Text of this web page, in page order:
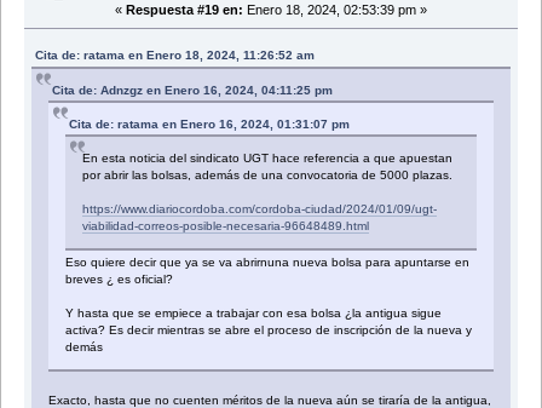
« Respuesta #19 en: Enero 18, 2024, 02:53:39 pm »
Cita de: ratama en Enero 18, 2024, 11:26:52 am
Cita de: Adnzgz en Enero 16, 2024, 04:11:25 pm
Cita de: ratama en Enero 16, 2024, 01:31:07 pm
En esta noticia del sindicato UGT hace referencia a que apuestan
por abrir las bolsas, además de una convocatoria de 5000 plazas.
https://www.diariocordoba.com/cordoba-ciudad/2024/01/09/ugt-
viabilidad-correos-posible-necesaria-96648489.html
Eso quiere decir que ya se va abrirnuna nueva bolsa para apuntarse en
breves ¿ es oficial?
Y hasta que se empiece a trabajar con esa bolsa ¿la antigua sigue
activa? Es decir mientras se abre el proceso de inscripción de la nueva y
demás
Exacto, hasta que no cuenten méritos de la nueva aún se tiraría de la antigua,